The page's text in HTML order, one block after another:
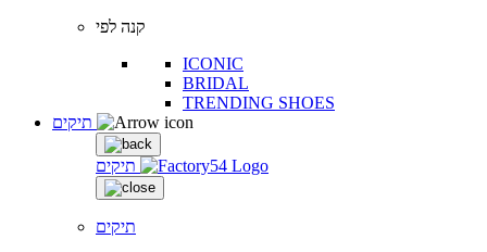
קנה לפי
ICONIC
BRIDAL
TRENDING SHOES
תיקים
תיקים